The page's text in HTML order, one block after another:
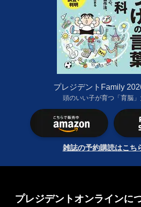
プレジデントFamily
頭のいい子が育つ「育脳
雑誌の予約購読はこち
プレジデントオンラインに